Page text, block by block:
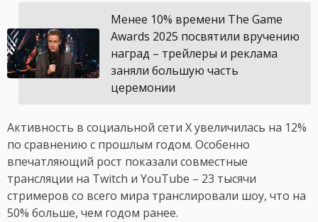
Менее 10% времени The Game
Awards 2025 посвятили вручению
наград – трейлеры и реклама
заняли большую часть
церемонии
Активность в социальной сети X увеличилась на 12%
по сравнению с прошлым годом. Особенно
впечатляющий рост показали совместные
трансляции на Twitch и YouTube – 23 тысячи
стримеров со всего мира транслировали шоу, что на
50% больше, чем годом ранее.